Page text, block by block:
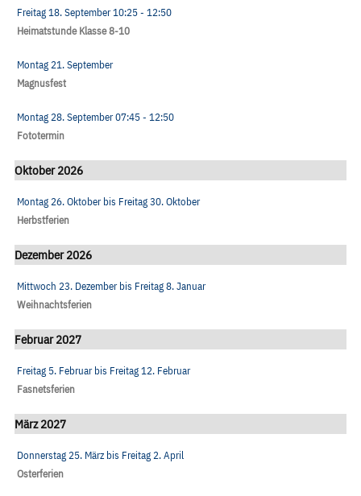
Freitag 18. September10:25- 12:50
Heimatstunde Klasse 8-10
Montag 21. September
Magnusfest
Montag 28. September07:45- 12:50
Fototermin
Oktober 2026
Montag 26. Oktoberbis Freitag 30. Oktober
Herbstferien
Dezember 2026
Mittwoch 23. Dezemberbis Freitag 8. Januar
Weihnachtsferien
Februar 2027
Freitag 5. Februarbis Freitag 12. Februar
Fasnetsferien
März 2027
Donnerstag 25. März bis Freitag 2. April
Osterferien